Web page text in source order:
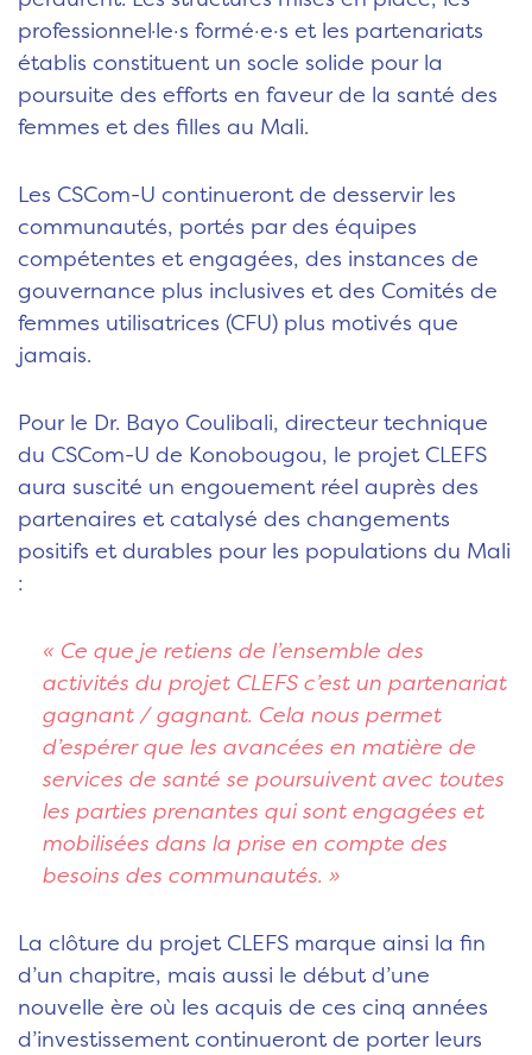
professionnel·le·s formé·e·s et les partenariats
établis constituent un socle solide pour la
poursuite des efforts en faveur de la santé des
femmes et des filles au Mali.
Les CSCom-U continueront de desservir les
communautés, portés par des équipes
compétentes et engagées, des instances de
gouvernance plus inclusives et des Comités de
femmes utilisatrices (CFU) plus motivés que
jamais.
Pour le Dr. Bayo Coulibali, directeur technique
du CSCom-U de Konobougou, le projet CLEFS
aura suscité un engouement réel auprès des
partenaires et catalysé des changements
positifs et durables pour les populations du Mali
:
« Ce que je retiens de l’ensemble des
activités du projet CLEFS c’est un partenariat
gagnant / gagnant. Cela nous permet
d’espérer que les avancées en matière de
services de santé se poursuivent avec toutes
les parties prenantes qui sont engagées et
mobilisées dans la prise en compte des
besoins des communautés. »
La clôture du projet CLEFS marque ainsi la fin
d’un chapitre, mais aussi le début d’une
nouvelle ère où les acquis de ces cinq années
d’investissement continueront de porter leurs